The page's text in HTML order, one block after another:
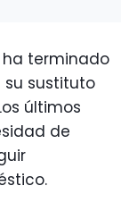
terminado
su sustituto
últimos
de